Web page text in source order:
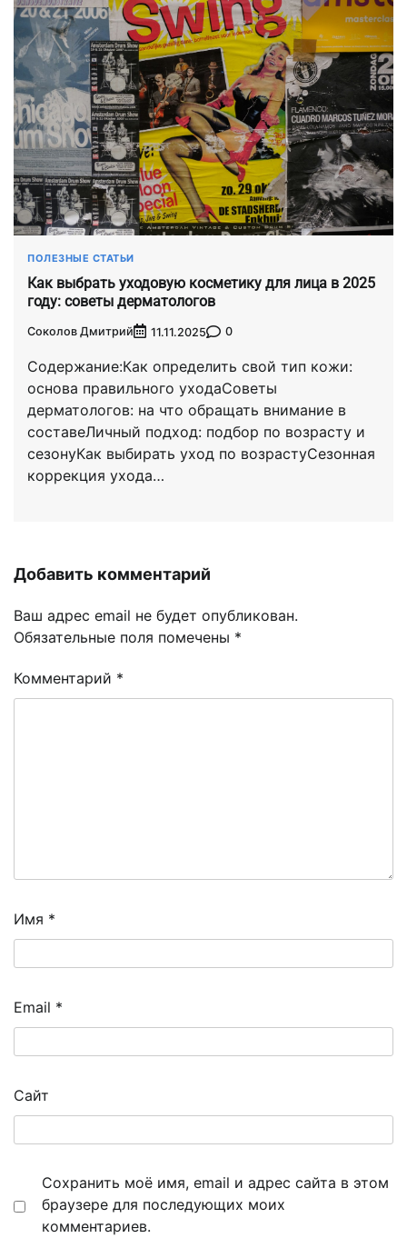
ПОЛЕЗНЫЕ СТАТЬИ
Как выбрать уходовую косметику для лица в 2025
году: советы дерматологов
Соколов Дмитрий 11.11.2025 0
Содержание:Как определить свой тип кожи:
основа правильного уходаСоветы
дерматологов: на что обращать внимание в
составеЛичный подход: подбор по возрасту и
сезонуКак выбирать уход по возрастуСезонная
коррекция ухода…
Добавить комментарий
Ваш адрес email не будет опубликован.
Обязательные поля помечены *
Комментарий *
Имя *
Email *
Сайт
Сохранить моё имя, email и адрес сайта в этом
браузере для последующих моих
комментариев.